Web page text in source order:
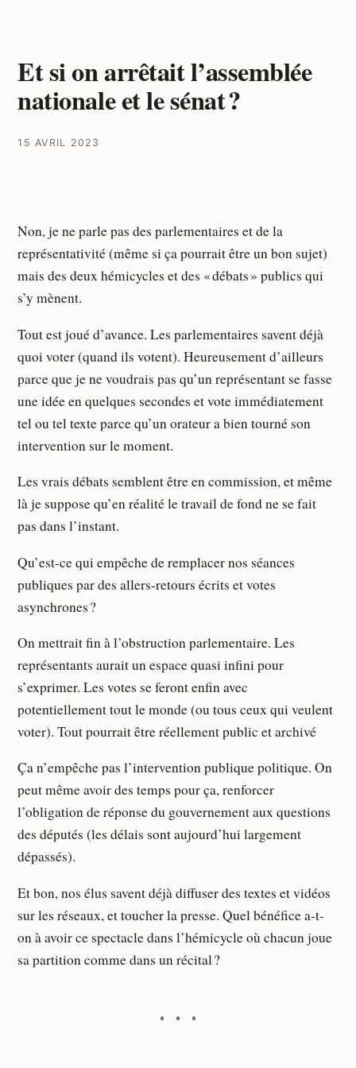
Et si on arrêtait l’assemblée
nationale et le sénat ?
15 AVRIL 2023
Non, je ne parle pas des parlementaires et de la
représentativité (même si ça pourrait être un bon sujet)
mais des deux hémicycles et des « débats » publics qui
s’y mènent.
Tout est joué d’avance. Les parlementaires savent déjà
quoi voter (quand ils votent). Heureusement d’ailleurs
parce que je ne voudrais pas qu’un représentant se fasse
une idée en quelques secondes et vote immédiatement
tel ou tel texte parce qu’un orateur a bien tourné son
intervention sur le moment.
Les vrais débats semblent être en commission, et même
là je suppose qu’en réalité le travail de fond ne se fait
pas dans l’instant.
Qu’est-ce qui empêche de remplacer nos séances
publiques par des allers-retours écrits et votes
asynchrones ?
On mettrait fin à l’obstruction parlementaire. Les
représentants aurait un espace quasi infini pour
s’exprimer. Les votes se feront enfin avec
potentiellement tout le monde (ou tous ceux qui veulent
voter). Tout pourrait être réellement public et archivé
Ça n’empêche pas l’intervention publique politique. On
peut même avoir des temps pour ça, renforcer
l’obligation de réponse du gouvernement aux questions
des députés (les délais sont aujourd’hui largement
dépassés).
Et bon, nos élus savent déjà diffuser des textes et vidéos
sur les réseaux, et toucher la presse. Quel bénéfice a-t-
on à avoir ce spectacle dans l’hémicycle où chacun joue
sa partition comme dans un récital ?